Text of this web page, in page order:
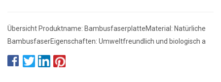
Übersicht Produktname: BambusfaserplatteMaterial: Natürliche
BambusfaserEigenschaften: Umweltfreundlich und biologisch a